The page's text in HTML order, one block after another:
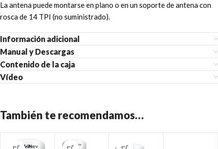
La antena puede montarse en plano o en un soporte de antena con
rosca de 14 TPI (no suministrado).
Información adicional
Manual y Descargas
Contenido de la caja
Vídeo
También te recomendamos…